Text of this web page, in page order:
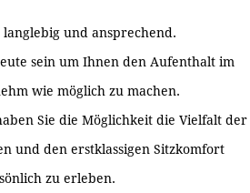
langlebig und ansprechend.
sein um Ihnen den Aufenthalt im
wie möglich zu machen.
Sie die Möglichkeit die Vielfalt der
und den erstklassigen Sitzkomfort
zu erleben.